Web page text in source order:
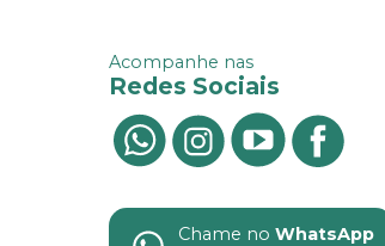
Acompanhe nas
Redes Sociais
Chame no WhatsApp